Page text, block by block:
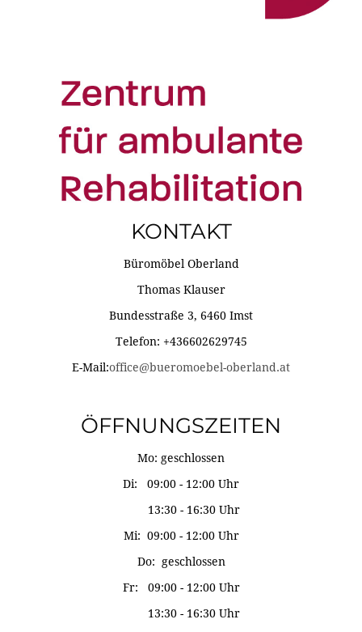
KONTAKT
Büromöbel Oberland
Thomas Klauser
Bundesstraße 3, 6460 Imst
Telefon: +436602629745
E-Mail:office@bueromoebel-oberland.at
ÖFFNUNGSZEITEN
Mo: geschlossen
Di: 09:00 - 12:00 Uhr
13:30 - 16:30 Uhr
Mi: 09:00 - 12:00 Uhr
Do: geschlossen
Fr: 09:00 - 12:00 Uhr
13:30 - 16:30 Uhr